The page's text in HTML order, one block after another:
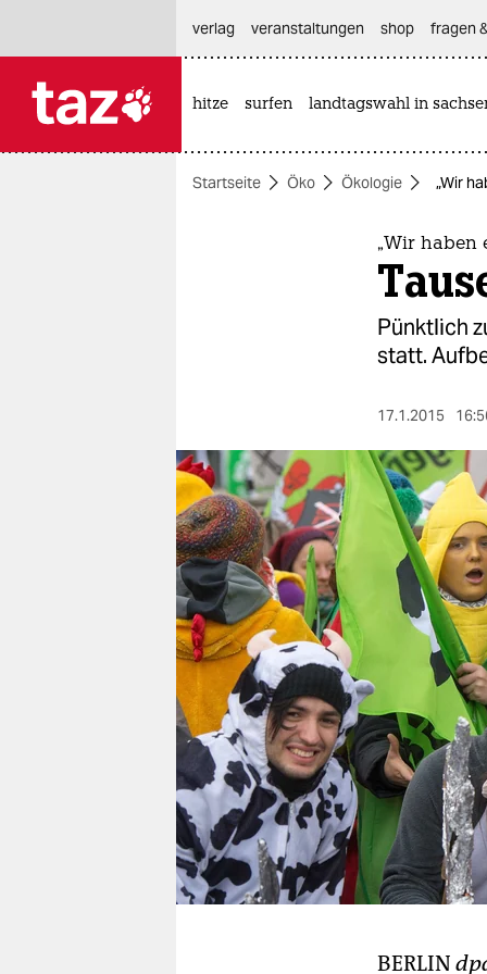
themen
berlin
nord
wahrheit
verlag
verlag
veranstaltungen
shop
fragen & hilfe
unterstützen
abo
verlag
veranstaltungen shop fragen
hitze surfen landtagswahl in
Startseite Öko Ökologie „Wir
„Wir haben
Pünktlich
statt.
17.1.2015
BERLIN